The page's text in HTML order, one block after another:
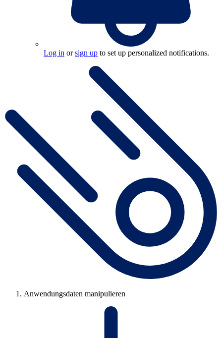
Log in orsign up to set up personalized notifications.
Anwendungsdaten manipulieren